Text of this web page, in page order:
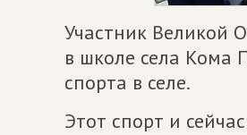
Участник Великой
в школе села Кома
спорта в селе.
Этот спорт и